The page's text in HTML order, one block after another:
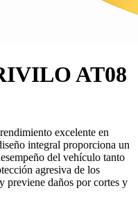
AT08
excelente en
integral proporciona un
del vehículo tanto
agresiva de los
previene daños por cortes y